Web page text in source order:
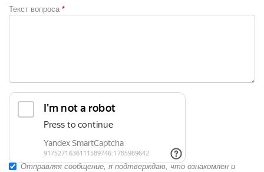
Текст вопроса *
Отправляя сообщение, я подтверждаю, что ознакомлен и